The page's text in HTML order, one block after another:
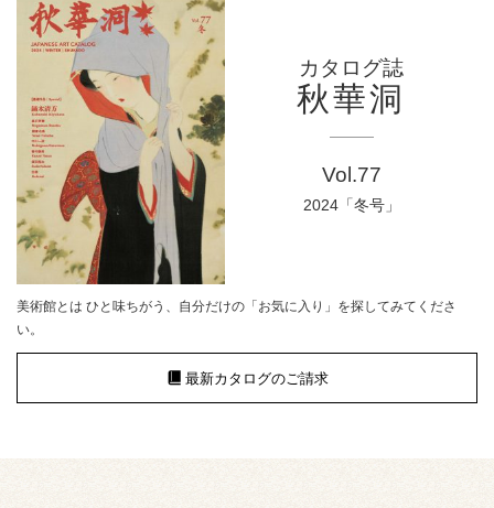
カタログ誌
秋華洞
Vol.77
2024「冬号」
美術館とは ひと味ちがう、自分だけの「お気に入り」を探してみてくださ
い。
最新カタログのご請求